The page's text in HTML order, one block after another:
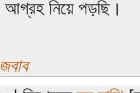
আগ্রহ নিয়ে পড়ছি।
জবাব